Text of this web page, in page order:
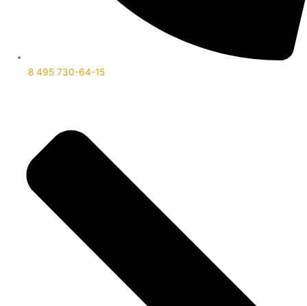
8 495 730-64-15